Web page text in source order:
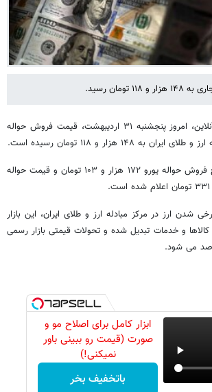
تومان رسید.
به گزارش خبرگزاری خبرآنلاین، امروز پنجشنبه ۳۱ اردیبهشت، قیمت فروش حواله
به ۱۴۸ هزار و ۱۱۸ تومان رسیده است.
رکنا نوشت: همچنین نرخ فروش حواله یورو ۱۷۲ هزار و ۱۰۳ تومان و قیمت حواله
شدن ارز در مرکز مبادله ارز و طلای ایران، این بازار
و خدمات تبدیل شده و تحولات قیمتی بازار رسمی
رصد می‌ شود.
ابزار کامل برای اصلاح مو و
صورت (قیمت رو ببینی باور
نمیکنی!)
باتخفیف بخر